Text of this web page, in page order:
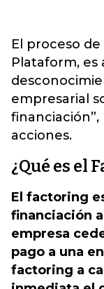
El proceso
Plataform, es
empresarial
acciones.
¿Qué es el
El factoring
financiación
empresa
pago a una
factoring a